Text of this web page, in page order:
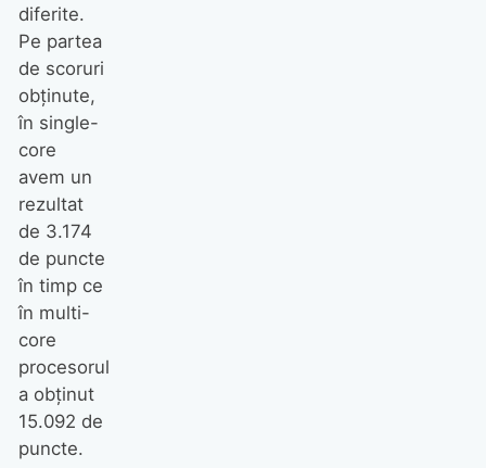
diferite.
Pe partea
de scoruri
obținute,
în single-
core
avem un
rezultat
de 3.174
de puncte
în timp ce
în multi-
core
procesorul
a obținut
15.092 de
puncte.